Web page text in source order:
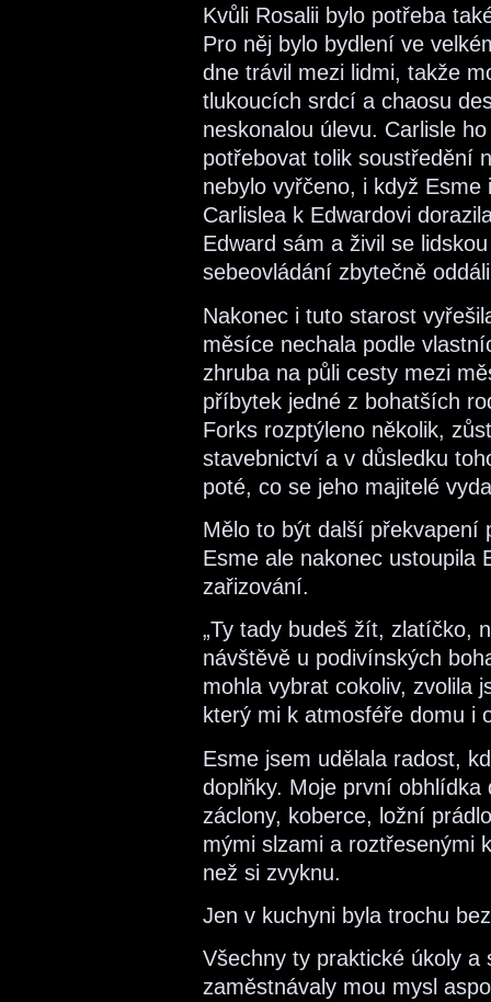
Kvůli Rosalii bylo potřeba
Pro něj bylo bydlení ve
dne trávil mezi lidmi, takže
tlukoucích srdcí a chaosu
neskonalou úlevu. Carlisle
potřebovat tolik soustředění
nebylo vyřčeno, i když
Carlislea k Edwardovi
Edward sám a živil se
sebeovládání zbytečně
Nakonec i tuto starost
měsíce nechala podle
zhruba na půli cesty mezi
příbytek jedné z bohatších
Forks rozptýleno několik,
stavebnictví a v důsledku
poté, co se jeho majitelé
Mělo to být další překvapení
Esme ale nakonec ustoupila
zařizování.
„Ty tady budeš žít, zlatíčko,
návštěvě u podivínských
mohla vybrat cokoliv, zvolila
který mi k atmosféře domu i
Esme jsem udělala radost,
doplňky. Moje první obhlídka
záclony, koberce, ložní
mými slzami a roztřesenými
než si zvyknu.
Jen v kuchyni byla trochu
Všechny ty praktické úkoly
zaměstnávaly mou mysl